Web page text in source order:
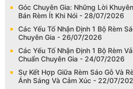
Góc Chuyên Gia: Những Lời
Bán Rèm Ít Khi Nói - 28/07/2026
Các Yếu Tố Nhận Định 1 Bộ Rèm
Chuyên Gia - 26/07/2026
Các Yếu Tố Nhận Định 1 Bộ Rèm
Chuẩn Chuyên Gia - 24/07/2026
Sự Kết Hợp Giữa Rèm Sáo Gỗ Và
Ánh Sáng Và Cảm Xúc - 22/07/